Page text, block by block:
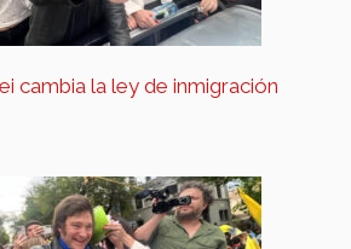
cambia la ley de inmigración